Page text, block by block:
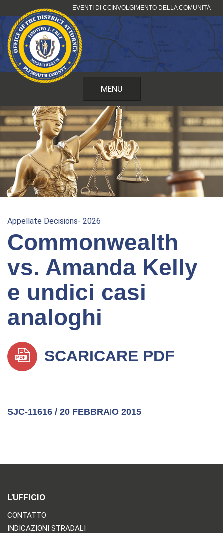
al
contenuto
EVENTI DI COINVOLGIMENTO DELLA COMUNITÀ
MENU
Appellate Decisions- 2026
Commonwealth
vs. Amanda Kelly
e undici casi
analoghi
SCARICARE PDF
SJC-11616 / 20 FEBBRAIO 2015
L'UFFICIO
CONTATTO
INDICAZIONI STRADALI